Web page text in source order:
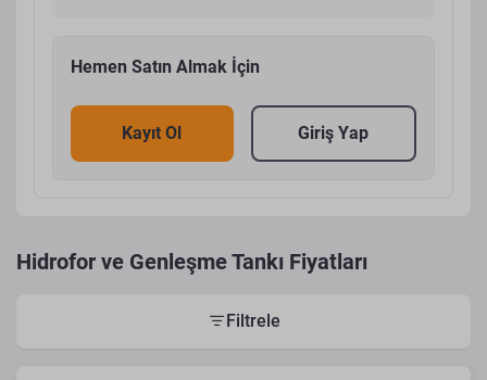
Hemen Satın Almak İçin
Kayıt Ol Giriş Yap
Hidrofor ve Genleşme Tankı Fiyatları
Filtrele